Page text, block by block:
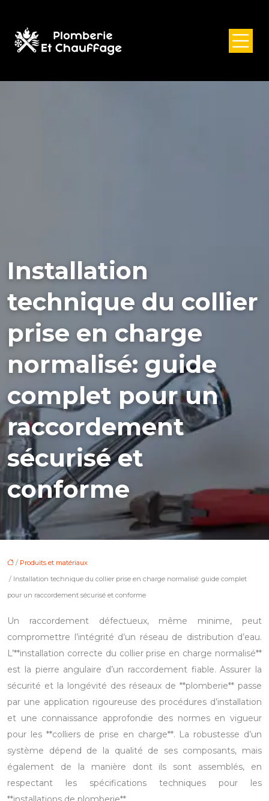
Installation
technique du collier
prise en charge
normalisé: guide
complet pour un
raccordement
sécurisé et
conforme
/ Produits et matériaux
/ Installation technique du collier prise en charge normalisé: guide complet
pour un raccordement sécurisé et conforme
Un raccordement défectueux, même minime, peut
compromettre l’intégrité d’un réseau de distribution d’eau.
L’**installation correcte du collier prise en charge normalisé**
est la pierre angulaire d’un raccordement fiable. Assurer la
sécurité et la longévité des réseaux de **plomberie** passe
par une application rigoureuse des procédures d’installation
et une connaissance approfondie des normes en vigueur
pour les **colliers de prise en charge**. La robustesse d’un
système dépend de la qualité de ses composants, mais
également de la manière dont ils sont assemblés, en
respectant les spécifications techniques pour les